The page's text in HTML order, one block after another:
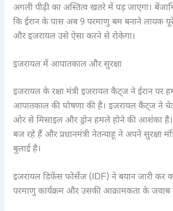
अगली पीढ़ी का अस्तित्व खतरे में पड़ जाएगा।
कि ईरान के पास अब 9 परमाणु बम बनाने लायक
और इजरायल उसे ऐसा करने से रोकेगा।
इजरायल में आपातकाल और सुरक्षा
इजरायल के रक्षा मंत्री इजरायल कैट्ज ने ईरान
आपातकाल की घोषणा की है। इजरायल कैट्ज ने
ओर से मिसाइल और ड्रोन हमले होने की आशंका
बज रहे हैं और प्रधानमंत्री नेतन्याहू ने अपने सुरक्षा
बुलाई है।
इजरायल डिफेंस फोर्सेज (IDF) ने बयान जारी कर
परमाणु कार्यक्रम और उसकी आक्रामकता के जवाब